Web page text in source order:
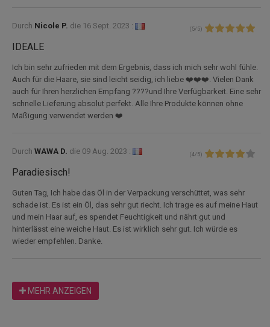
Durch Nicole P. die 16 Sept. 2023 : ( 5/ 5)
IDEALE
Ich bin sehr zufrieden mit dem Ergebnis, dass ich mich sehr wohl fühle.
Auch für die Haare, sie sind leicht seidig, ich liebe ❤️❤️❤️. Vielen Dank
auch für Ihren herzlichen Empfang ????und Ihre Verfügbarkeit. Eine sehr
schnelle Lieferung absolut perfekt. Alle Ihre Produkte können ohne
Mäßigung verwendet werden ❤️
Durch WAWA D. die 09 Aug. 2023 : (4/ 5)
Paradiesisch!
Guten Tag, Ich habe das Öl in der Verpackung verschüttet, was sehr
schade ist. Es ist ein Öl, das sehr gut riecht. Ich trage es auf meine Haut
und mein Haar auf, es spendet Feuchtigkeit und nährt gut und
hinterlässt eine weiche Haut. Es ist wirklich sehr gut. Ich würde es
wieder empfehlen. Danke.
MEHR ANZEIGEN